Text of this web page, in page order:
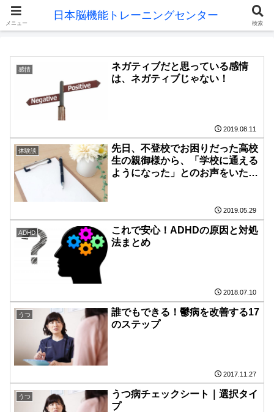
感情
ネガティブだと思っている感情
は、ネガティブじゃない！
2019.08.11
体験談
先日、不登校でお困りだった高校
生の親御様から、「学校に通える
ようになった」とのお声をいただ
2019.05.29
ADHD
これで安心！ADHDの原因と対処
法まとめ
2018.07.10
うつ
誰でもできる！鬱病を改善する17
のステップ
2017.11.27
うつ
うつ病チェックシート｜選択タイ
プ
メニュー 検索